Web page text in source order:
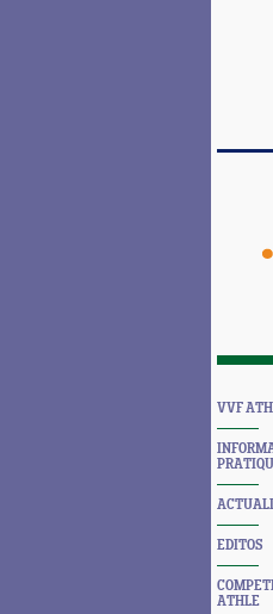
VVF
EDITOS
ATHLE